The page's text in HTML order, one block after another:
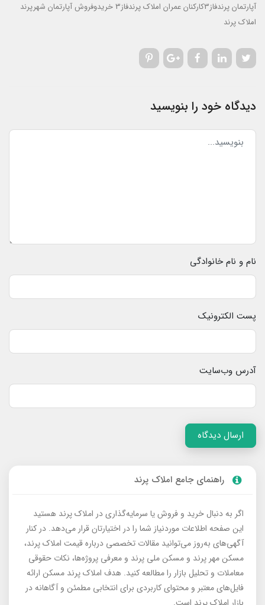
آپارتمان پرندفاز3کارکنان عمران
املاک پرندفاز3
خریدوفروش آپارتمان شهرپرند
املاک پرند
دیدگاه خود را بنویسید
نام و نام خانوادگی
پست الکترونیک
آدرس وب‌سایت
ارسال دیدگاه
راهنمای جامع املاک پرند
اگر به دنبال خرید و فروش یا سرمایه‌گذاری در املاک پرند هستید
این صفحه اطلاعات موردنیاز شما را در اختیارتان قرار می‌دهد. در کنار
آگهی‌های به‌روز می‌توانید مقالات تخصصی درباره قیمت املاک پرند،
مسکن مهر پرند و مسکن ملی پرند و معرفی پروژه‌ها، نکات حقوقی
معاملات و تحلیل بازار را مطالعه کنید. هدف املاک پرند مسکن ارائه
فایل‌های معتبر و محتوای کاربردی برای انتخابی مطمئن و آگاهانه در